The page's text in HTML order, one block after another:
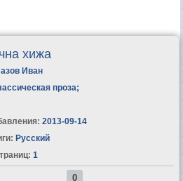
хижа
Иван
проза;
2013-09-14
Русский
1
0